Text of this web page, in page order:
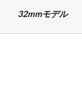
32mmモデル